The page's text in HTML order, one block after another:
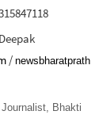
/ newsbharatprath
Journalist, Bhakti